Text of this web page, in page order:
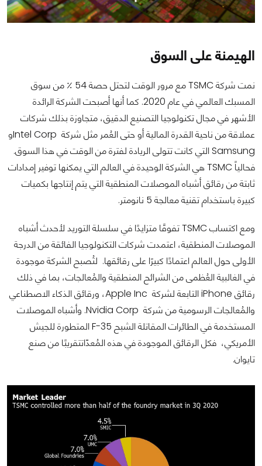
الهيمنة على السوق
نمت شركة TSMC مع مرور الوقت لتحتل حصة 54 ٪ من سوق
المسبك العالمي في عام 2020. كما أنها أصبحت الشركة الرائدة
الأشهر في مجال تكنولوجيا التصنيع الدقيق، متجاوزة بذلك شركات
عملاقة من ناحية القدرة المالية أو حتى العُمر مثل شركة Intel Corpو
Samsung التي كانت تتولى الريادة لفترة من الوقت في هذا السوق.
فحالياً TSMC هي الشركة الوحيدة في العالم التي يمكنها توفير إمدادات
ثابتة من رقائق أشباه الموصلات المنطقية التي يتم إنتاجها بكميات
كبيرة باستخدام تقنية معالجة 5 نانومتر.
ومع اكتساب TSMC تفوقًا متزايدًا في سلسلة التوريد لأحدث أشباه
الموصلات المنطقية، اعتمدت شركات التكنولوجيا الفائقة من الدرجة
الأولى حول العالم اعتمادًا كبيرًا على رقائقها. لتُصبح الشركة موجودة
في الغالبية العُظمى من الشرائح المنطقية والمُعالجات، بما في ذلك
رقائق iPhone التابعة لشركة Apple Inc، ورقائق الذكاء الاصطناعي
والمُعالجات الرسومية من شركة Nvidia Corp. وأشباه الموصلات
المستخدمة في الطائرات المقاتلة الشبح F-35 المتطورة للجيش
الأمريكي، فكل الرقائق الموجودة في هذه المُعدّاتتقريبًا من صنع
تايوان.